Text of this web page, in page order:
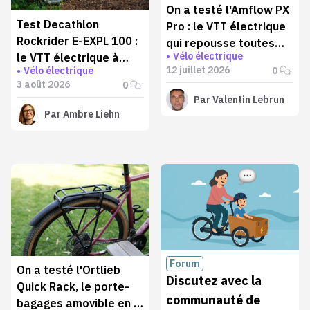
Test Decathlon
Rockrider E-EXPL 100 :
le VTT électrique à
moins de 1000 € qui va
plus loin qu'annoncé
Vélo électrique
3 août 2026
0
Par Ambre Liehn
On a testé l'Amflow PX
Pro : le VTT électrique
qui repousse toutes
les limites
Vélo électrique
12 juillet 2026
0
Par Valentin Lebrun
On a testé l'Ortlieb
Quick Rack, le porte-
bagages amovible en 5
Forum
Discutez avec la
communauté de